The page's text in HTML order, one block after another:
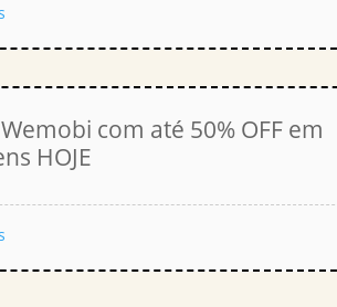
com até 50% OFF em
HOJE